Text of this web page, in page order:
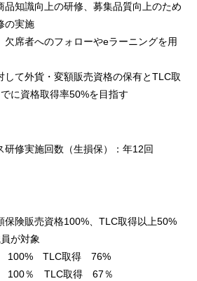
品知識向上の研修、募集品質向上のため
の実施
欠席者へのフォローやeラーニングを用
して外貨・変額販売資格の保有とTLC取
に資格取得率50%を目指す
修実施回数（生損保）：年12回
険販売資格100%、TLC取得以上50%
が対象
100% TLC取得 76%
100％ TLC取得 67％